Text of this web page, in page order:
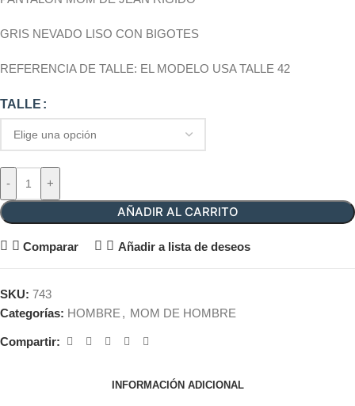
GRIS NEVADO LISO CON BIGOTES
REFERENCIA DE TALLE: EL MODELO USA TALLE 42
TALLE
- +
AÑADIR AL CARRITO
Comparar Añadir a lista de deseos
SKU: 743
Categorías: HOMBRE , MOM DE HOMBRE
Compartir:
INFORMACIÓN ADICIONAL